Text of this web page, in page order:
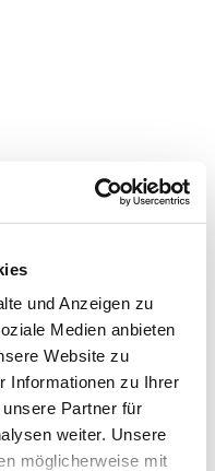
und Anzeigen zu
Medien anbieten
Website zu
Informationen zu Ihrer
Partner für
weiter. Unsere
möglicherweise mit